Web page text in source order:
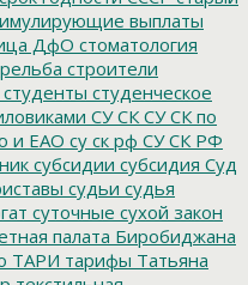
выплаты
ДфО стоматология
строители
студенты студенческое
СУ СК СУ СК по
и ЕАО су ск рф СУ СК РФ
субсидии субсидия Суд
судьи судья
суточные сухой закон
палата Биробиджана
ТАРИ тарифы Татьяна